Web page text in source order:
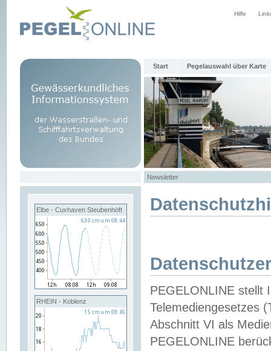
Hilfe
Start Pegelauswahl über Karte
Newsletter
Elbe - Cuxhaven Steubenhöft
RHEIN - Koblenz
PEGELONLINE stellt
Telemediengesetzes
Abschnitt VI als
PEGELONLINE